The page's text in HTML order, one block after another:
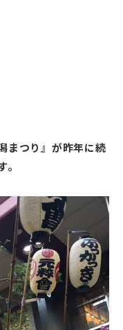
まつり』が昨年に続